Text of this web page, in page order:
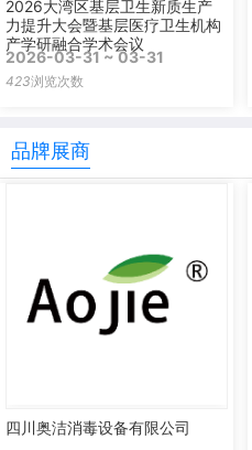
2026大湾区基层卫生新质生产
力提升大会暨基层医疗卫生机构
产学研融合学术会议
2026-03-31 ~ 03-31
423浏览次数
品牌展商
四川奥洁消毒设备有限公司